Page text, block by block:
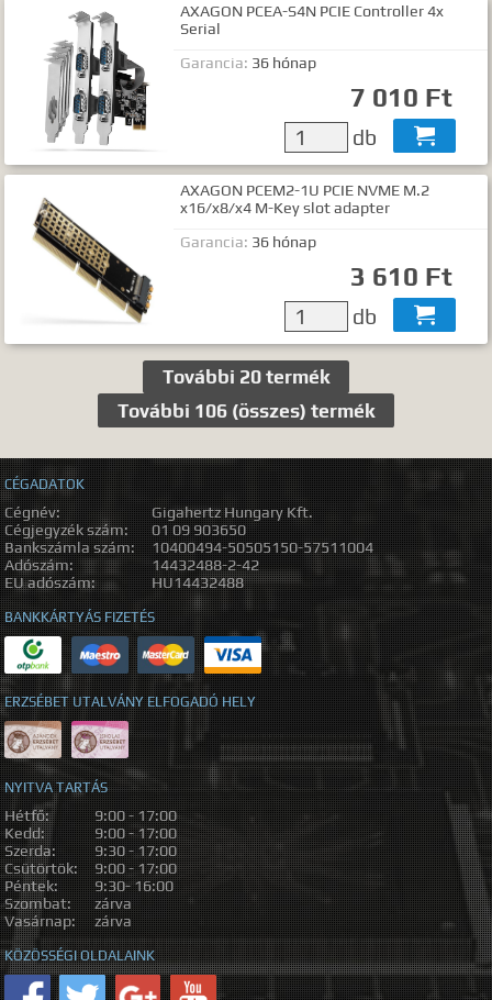
AXAGON PCEA-S4N PCIE Controller 4x
Serial
Garancia: 36 hónap
7 010 Ft
db 
AXAGON PCEM2-1U PCIE NVME M.2
x16/x8/x4 M-Key slot adapter
Garancia: 36 hónap
3 610 Ft
db 
További 20 termék
További 106 (összes) termék
CÉGADATOK
Cégnév:
Gigahertz Hungary Kft.
Cégjegyzék szám:
01 09 903650
Bankszámla szám:
10400494-50505150-57511004
Adószám:
14432488-2-42
EU adószám:
HU14432488
BANKKÁRTYÁS FIZETÉS
ERZSÉBET UTALVÁNY ELFOGADÓ HELY
NYITVA TARTÁS
Hétfő:
9:00 - 17:00
Kedd:
9:00 - 17:00
Szerda:
9:30 - 17:00
Csütörtök:
9:00 - 17:00
Péntek:
9:30- 16:00
Szombat:
zárva
Vasárnap:
zárva
KÖZÖSSÉGI OLDALAINK